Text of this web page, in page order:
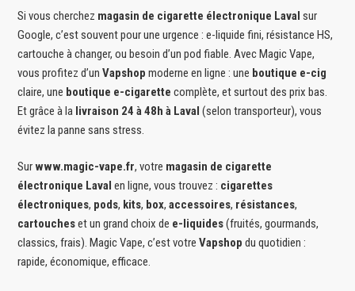
Si vous cherchez magasin de cigarette électronique Laval sur
Google, c’est souvent pour une urgence : e-liquide fini, résistance HS,
cartouche à changer, ou besoin d’un pod fiable. Avec Magic Vape,
vous profitez d’unVapshop moderne en ligne : une boutique e-cig
claire, une boutique e-cigarette complète, et surtout des prix bas.
Et grâce à la livraison 24 à 48h à Laval (selon transporteur), vous
évitez la panne sans stress.
Surwww.magic-vape.fr, votre magasin de cigarette
électronique Laval en ligne, vous trouvez : cigarettes
électroniques, pods, kits, box,accessoires, résistances,
cartoucheset un grand choix de e-liquides(fruités, gourmands,
classics, frais). Magic Vape, c’est votreVapshop du quotidien :
rapide, économique, efficace.